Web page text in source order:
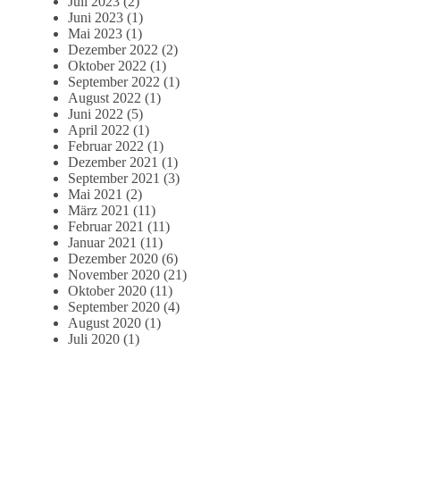
Juni 2023 (1)
Mai 2023 (1)
Dezember 2022 (2)
Oktober 2022 (1)
September 2022 (1)
August 2022 (1)
Juni 2022 (5)
April 2022 (1)
Februar 2022 (1)
Dezember 2021 (1)
September 2021 (3)
Mai 2021 (2)
März 2021 (11)
Februar 2021 (11)
Januar 2021 (11)
Dezember 2020 (6)
November 2020 (21)
Oktober 2020 (11)
September 2020 (4)
August 2020 (1)
Juli 2020 (1)